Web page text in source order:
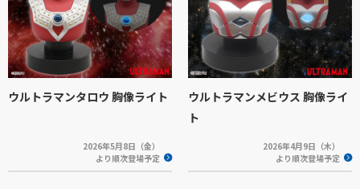
ウルトラマンタロウ 胸像ライト
2026年5月8日（金）
より順次登場予定
ウルトラマンメビウス 胸像ライ
ト
2026年4月9日（木）
より順次登場予定